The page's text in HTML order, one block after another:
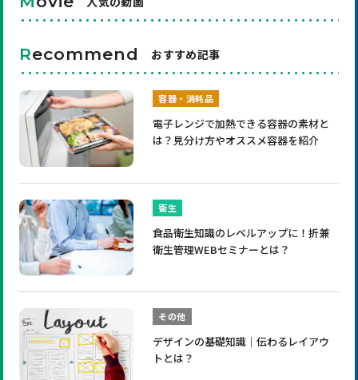
Recommend おすすめ記事
容器・消耗品
電子レンジで加熱できる容器の素材と
は？見分け方やオススメ容器を紹介
衛生
食品衛生知識のレベルアップに！折兼
衛生管理WEBセミナーとは？
その他
デザインの基礎知識｜伝わるレイアウ
トとは？